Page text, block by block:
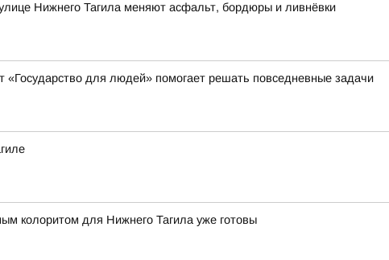
Нижнего Тагила меняют асфальт, бордюры и ливнёвки
«Государство для людей» помогает решать повседневные задачи
колоритом для Нижнего Тагила уже готовы